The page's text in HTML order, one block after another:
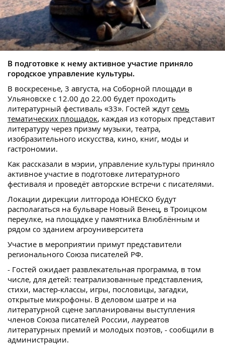
В подготовке к нему активное участие приняло
городское управление культуры.
В воскресенье, 3 августа, на Соборной площади в
Ульяновске с 12.00 до 22.00 будет проходить
литературный фестиваль «33». Гостей ждут семь
тематических площадок, каждая из которых представит
литературу через призму музыки, театра,
изобразительного искусства, кино, книг, моды и
гастрономии.
Как рассказали в мэрии, управление культуры приняло
активное участие в подготовке литературного
фестиваля и проведёт авторские встречи с писателями.
Локации дирекции литгорода ЮНЕСКО будут
располагаться на бульваре Новый Венец, в Троицком
переулке, на площадке у памятника Влюблённым и
рядом со зданием агроуниверситета
Участие в мероприятии примут представители
регионального Союза писателей РФ.
- Гостей ожидает развлекательная программа, в том
числе, для детей: театрализованные представления,
стихи, мастер-классы, игры, пословицы, загадки,
открытые микрофоны. В деловом шатре и на
литературной сцене запланированы выступления
членов Союза писателей России, лауреатов
литературных премий и молодых поэтов, - сообщили в
администрации.